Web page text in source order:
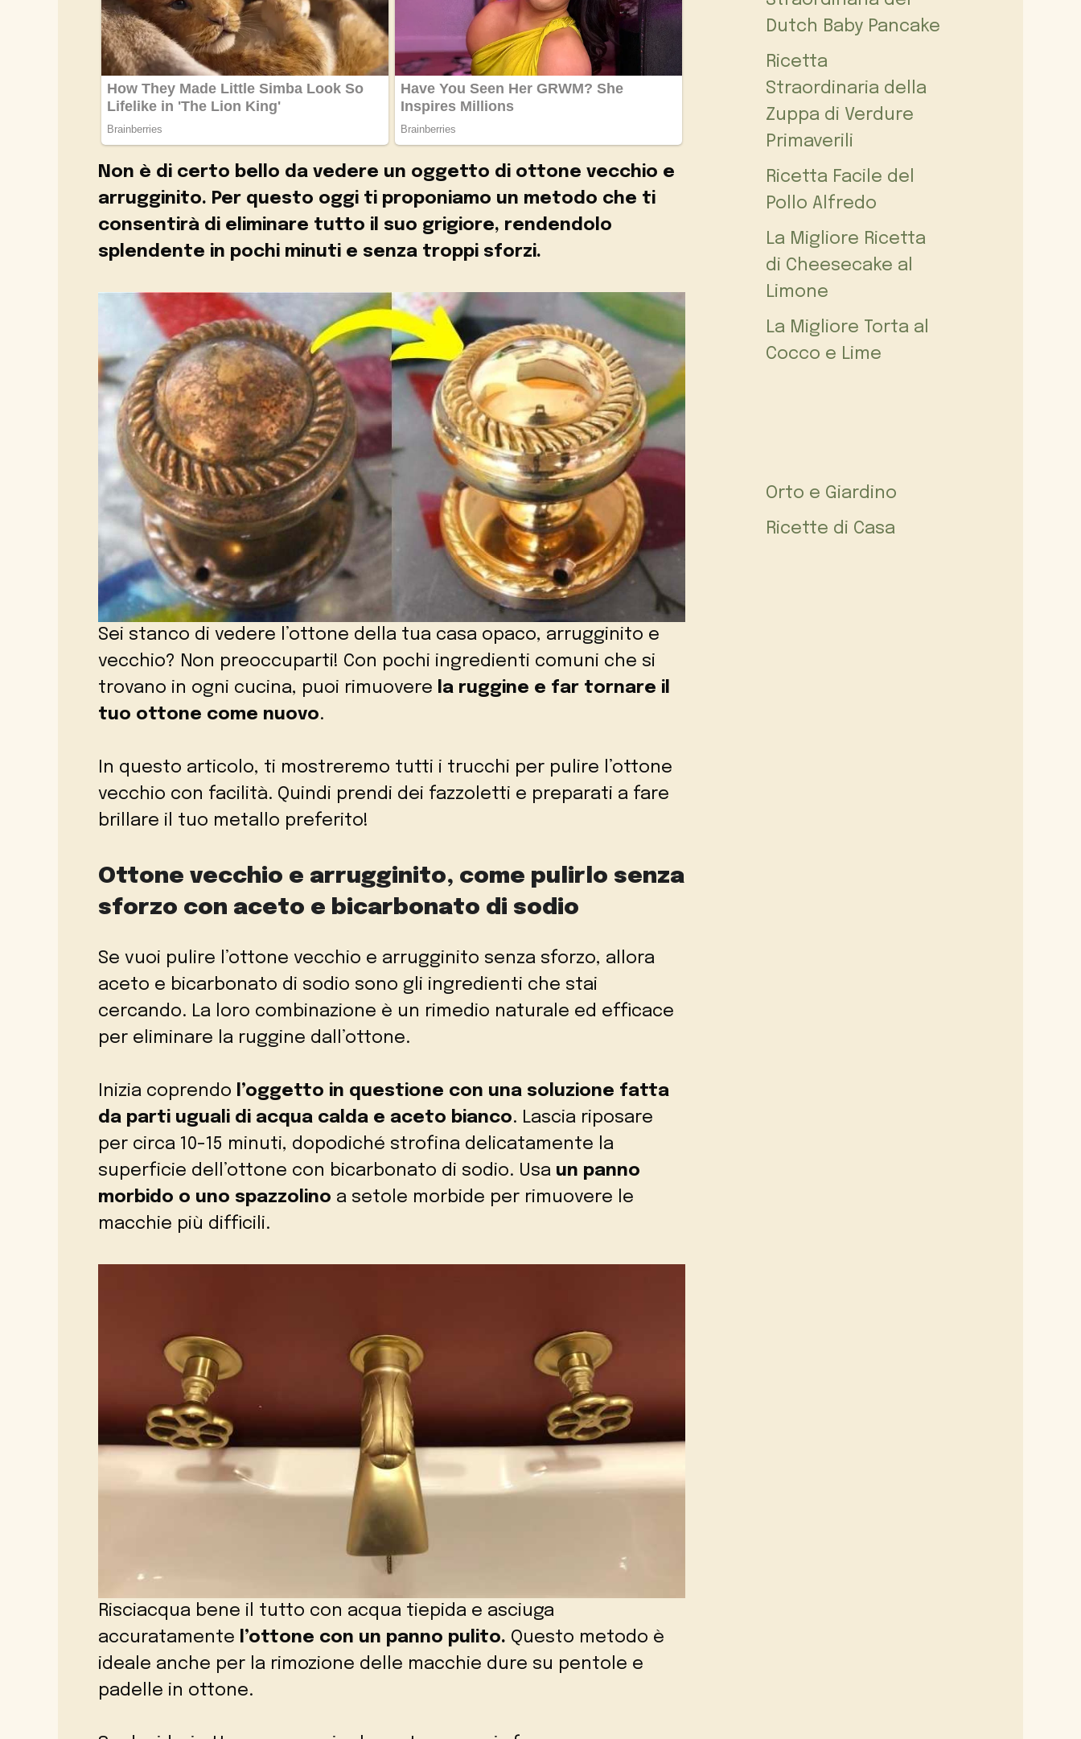
Non è di certo bello da vedere un oggetto di ottone vecchio e
arrugginito. Per questo oggi ti proponiamo un metodo che ti
consentirà di eliminare tutto il suo grigiore, rendendolo
splendente in pochi minuti e senza troppi sforzi.
Sei stanco di vedere l’ottone della tua casa opaco, arrugginito e
vecchio? Non preoccuparti! Con pochi ingredienti comuni che si
trovano in ogni cucina, puoi rimuovere
la ruggine e far tornare il
tuo ottone come nuovo.
In questo articolo, ti mostreremo tutti i trucchi per pulire l’ottone
vecchio con facilità. Quindi prendi dei fazzoletti e preparati a fare
brillare il tuo metallo preferito!
Ottone vecchio e arrugginito, come pulirlo senza
sforzo con aceto e bicarbonato di sodio
Se vuoi pulire l’ottone vecchio e arrugginito senza sforzo, allora
aceto e bicarbonato di sodio sono gli ingredienti che stai
cercando. La loro combinazione è un rimedio naturale ed efficace
per eliminare la ruggine dall’ottone.
Inizia coprendo
l’oggetto in questione con una soluzione fatta
da parti uguali di acqua calda e aceto bianco. Lascia riposare
per circa 10-15 minuti, dopodiché strofina delicatamente la
superficie dell’ottone con bicarbonato di sodio. Usa un panno
morbido o uno spazzolino a setole morbide per rimuovere le
macchie più difficili.
Risciacqua bene il tutto con acqua tiepida e asciuga
accuratamente l’ottone con un panno pulito. Questo metodo è
ideale anche per la rimozione delle macchie dure su pentole e
padelle in ottone.
Dutch Baby Pancake
Ricetta
Straordinaria della
Zuppa di Verdure
Primaverili
Ricetta Facile del
Pollo Alfredo
La Migliore Ricetta
di Cheesecake al
Limone
La Migliore Torta al
Cocco e Lime
Orto e Giardino
Ricette di Casa